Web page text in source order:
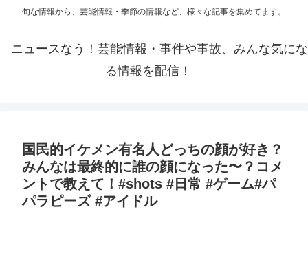
旬な情報から、芸能情報・季節の情報など、様々な記事を集めてます。
ニュースなう！芸能情報・事件や事故、みんな気にな
る情報を配信！
国民的イケメン有名人どっちの顔が好き？
みんなは最終的に誰の顔になった〜？コメ
ントで教えて！#shots #日常 #ゲーム#パ
パラピーズ #アイドル